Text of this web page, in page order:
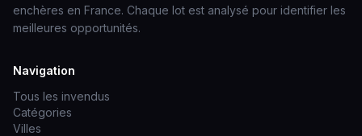
enchères en France. Chaque lot est analysé pour identifier les
meilleures opportunités.
Navigation
Tous les invendus
Catégories
Villes